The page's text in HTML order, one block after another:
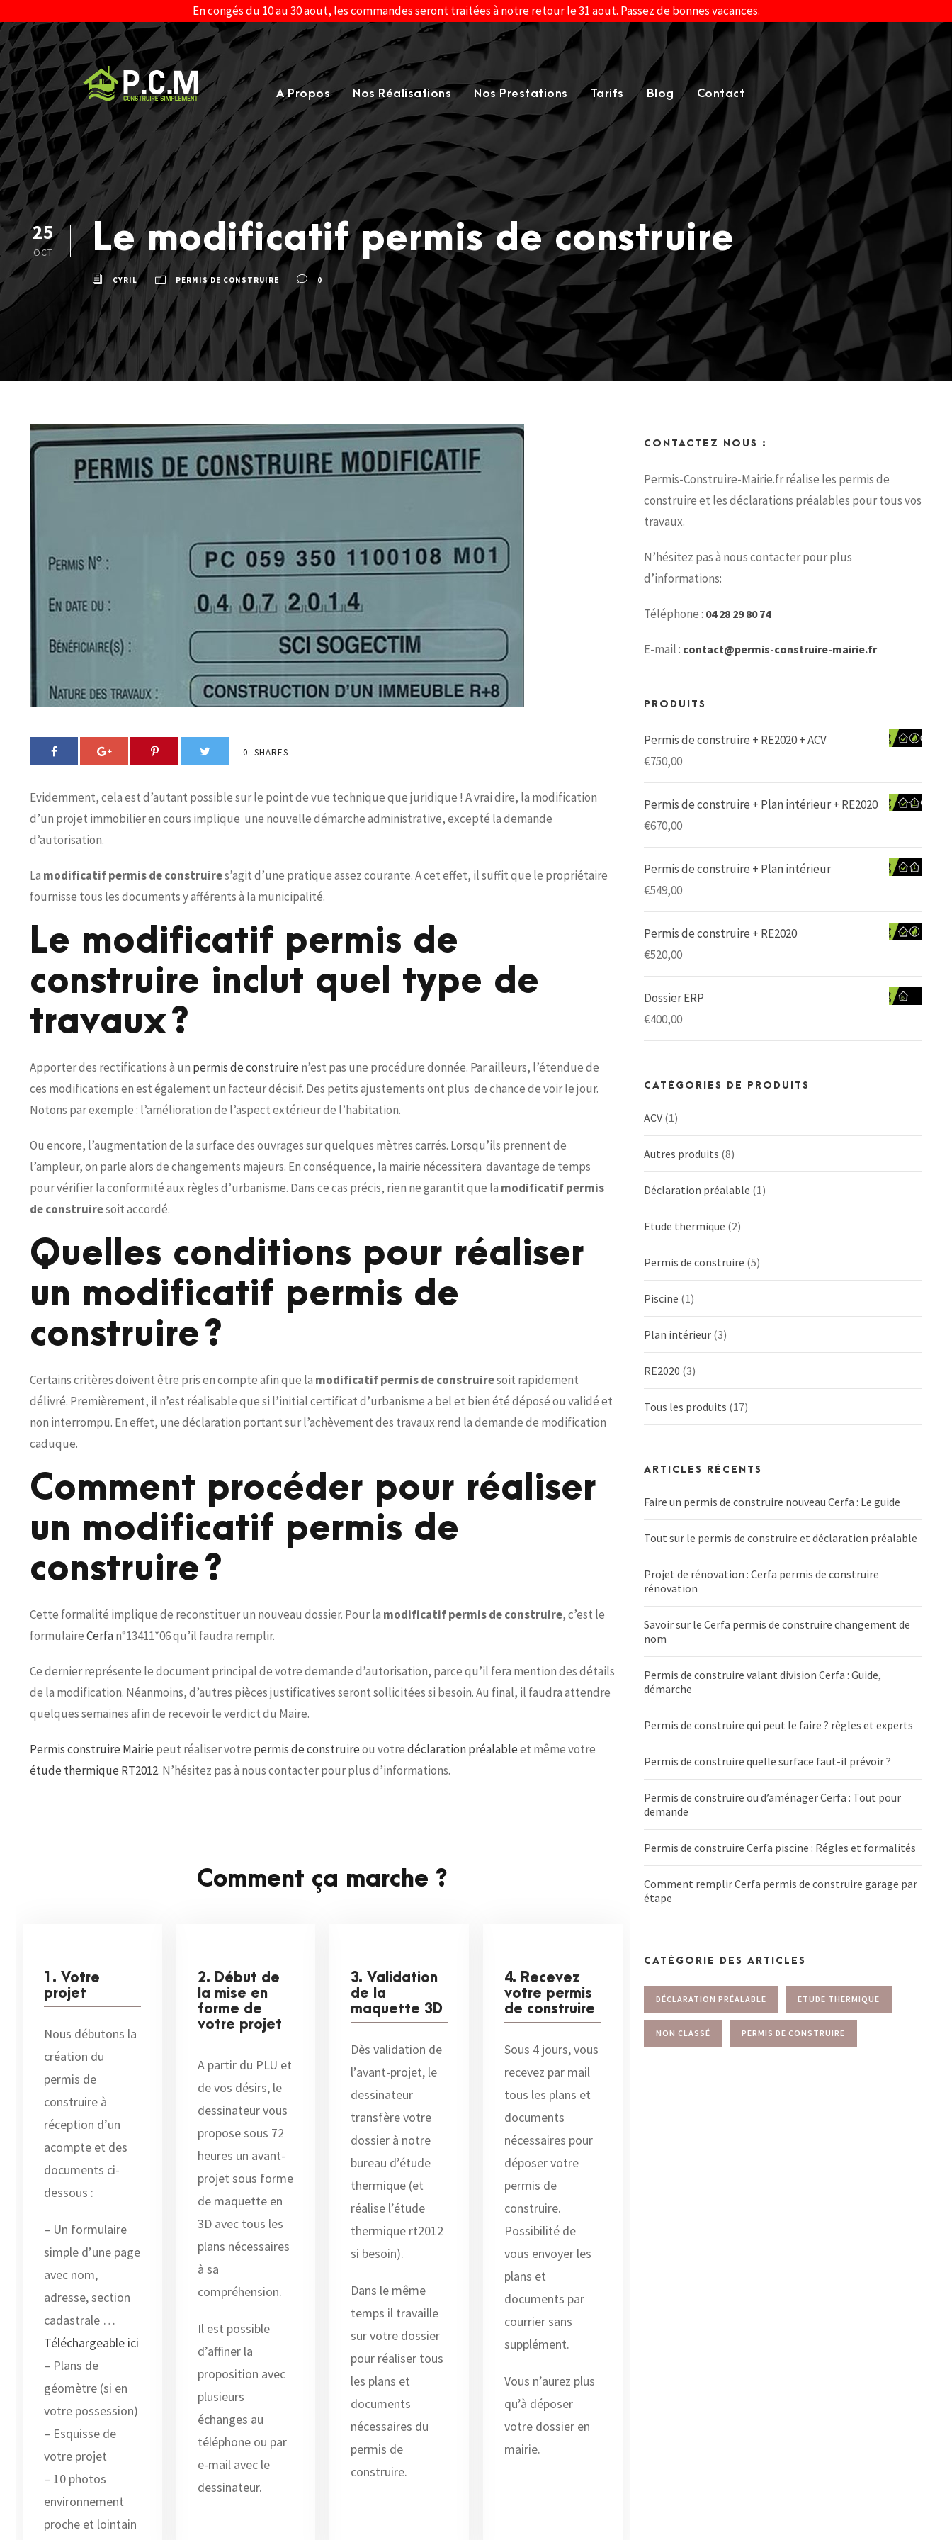
En congés du 10 au 30 aout, les commandes seront traitées à notre retour le 31 aout. Passez de bonnes vacances.
A Propos Nos Réalisations Nos Prestations Tarifs Blog Contact
25
OCT Le modificatif permis de construire
CYRIL PERMIS DE CONSTRUIRE 0
0 SHARES
Evidemment, cela est d’autant possible sur le point de vue technique que juridique ! A vrai dire, la modification
d’un projet immobilier en cours implique une nouvelle démarche administrative, excepté la demande
d’autorisation.
La modificatif permis de construires’agit d’une pratique assez courante. A cet effet, il suffit que le propriétaire
fournisse tous les documents y afférents à la municipalité.
Le modificatif permis de
construire inclut quel type de
travaux ?
Apporter des rectifications à un permis de construire n’est pas une procédure donnée. Par ailleurs, l’étendue de
ces modifications en est également un facteur décisif. Des petits ajustements ont plus de chance de voir le jour.
Notons par exemple : l’amélioration de l’aspect extérieur de l’habitation.
Ou encore, l’augmentation de la surface des ouvrages sur quelques mètres carrés. Lorsqu’ils prennent de
l’ampleur, on parle alors de changements majeurs. En conséquence, la mairie nécessitera davantage de temps
pour vérifier la conformité aux règles d’urbanisme. Dans ce cas précis, rien ne garantit que la modificatif permis
de construiresoit accordé.
Quelles conditions pour réaliser
un modificatif permis de
construire ?
Certains critères doivent être pris en compte afin que la modificatif permis de construiresoit rapidement
délivré. Premièrement, il n’est réalisable que si l’initial certificat d’urbanisme a bel et bien été déposé ou validé et
non interrompu. En effet, une déclaration portant sur l’achèvement des travaux rend la demande de modification
caduque.
Comment procéder pour réaliser
un modificatif permis de
construire ?
Cette formalité implique de reconstituer un nouveau dossier. Pour la modificatif permis de construire, c’est le
formulaireCerfan°13411*06 qu’il faudra remplir.
Ce dernier représente le document principal de votre demande d’autorisation, parce qu’il fera mention des détails
de la modification. Néanmoins, d’autres pièces justificatives seront sollicitées si besoin. Au final, il faudra attendre
quelques semaines afin de recevoir le verdict du Maire.
Permis construire Mairie peut réaliser votre permis de construireou votredéclaration préalableet même votre
étude thermique RT2012. N’hésitez pas à nous contacter pour plus d’informations.
Comment ça marche ?
1. Votre
projet
Nous débutons la
création du
permis de
construire à
réception d’un
acompte et des
documents ci-
dessous :
– Un formulaire
simple d’une page
avec nom,
adresse, section
cadastrale …
Téléchargeable ici
– Plans de
géomètre (si en
votre possession)
– Esquisse de
votre projet
– 10 photos
environnement
proche et lointain
2. Début de
la mise en
forme de
votre projet
A partir du PLU et
de vos désirs, le
dessinateur vous
propose sous 72
heures un avant-
projet sous forme
de maquette en
3D avec tous les
plans nécessaires
à sa
compréhension.
Il est possible
d’affiner la
proposition avec
plusieurs
échanges au
téléphone ou par
e-mail avec le
dessinateur.
3. Validation
de la
maquette 3D
Dès validation de
l’avant-projet, le
dessinateur
transfère votre
dossier à notre
bureau d’étude
thermique (et
réalise l’étude
thermique rt2012
si besoin).
Dans le même
temps il travaille
sur votre dossier
pour réaliser tous
les plans et
documents
nécessaires du
permis de
construire.
4. Recevez
votre permis
de construire
Sous 4 jours, vous
recevez par mail
tous les plans et
documents
nécessaires pour
déposer votre
permis de
construire.
Possibilité de
vous envoyer les
plans et
documents par
courrier sans
supplément.
Vous n’aurez plus
qu’à déposer
votre dossier en
mairie.
CONTACTEZ NOUS :
Permis-Construire-Mairie.fr réalise les permis de
construire et les déclarations préalables pour tous vos
travaux.
N’hésitez pas à nous contacter pour plus
d’informations:
Téléphone : 04 28 29 80 74
E-mail : contact@permis-construire-mairie.fr
PRODUITS
Permis de construire + RE2020 + ACV
€750,00
Permis de construire + Plan intérieur + RE2020
€670,00
Permis de construire + Plan intérieur
€549,00
Permis de construire + RE2020
€520,00
Dossier ERP
€400,00
CATÉGORIES DE PRODUITS
ACV (1)
Autres produits (8)
Déclaration préalable (1)
Etude thermique (2)
Permis de construire (5)
Piscine (1)
Plan intérieur (3)
RE2020 (3)
Tous les produits (17)
ARTICLES RÉCENTS
Faire un permis de construire nouveau Cerfa : Le guide
Tout sur le permis de construire et déclaration préalable
Projet de rénovation : Cerfa permis de construire
rénovation
Savoir sur le Cerfa permis de construire changement de
nom
Permis de construire valant division Cerfa : Guide,
démarche
Permis de construire qui peut le faire ? règles et experts
Permis de construire quelle surface faut-il prévoir ?
Permis de construire ou d’aménager Cerfa : Tout pour
demande
Permis de construire Cerfa piscine : Régles et formalités
Comment remplir Cerfa permis de construire garage par
étape
CATÉGORIE DES ARTICLES
DÉCLARATION PRÉALABLE ETUDE THERMIQUE
NON CLASSÉ PERMIS DE CONSTRUIRE